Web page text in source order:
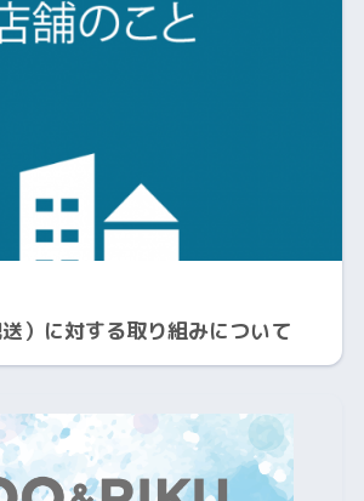
）に対する取り組みについて